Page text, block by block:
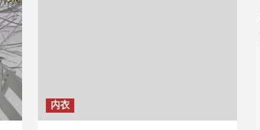
内衣